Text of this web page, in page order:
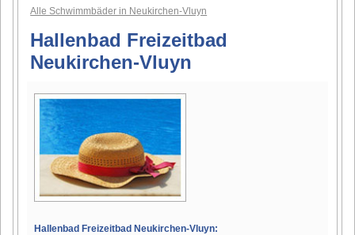
Alle Schwimmbäder in Neukirchen-Vluyn
Hallenbad Freizeitbad
Neukirchen-Vluyn
Hallenbad Freizeitbad Neukirchen-Vluyn: